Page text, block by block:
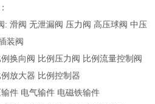
: 滑阀 无泄漏阀 压力阀 高压球阀 中压
装阀
换向阀 比例压力阀 比例流量控制阀
放大器 比例控制器
件 电气输件 电磁铁输件